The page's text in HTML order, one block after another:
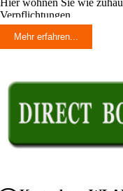
Verpflichtungen.
Perfekter
Die Region rund um
Motorradregionen
Landschaften, entspannte
machen jede Tour zu
Vom Aparthotel Stralsund
Rügen mit ihren
Usedom oder entlang der
Mehr erfahren...